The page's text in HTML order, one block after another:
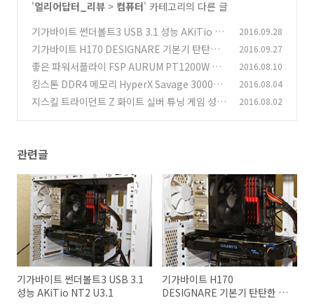
'얼리어답터_리뷰 > 컴퓨터' 카테고리의 다른 글
기가바이트 썬더볼트3 USB 3.1 성능 AKiTio N
T2 U3.1
(13)
2016.09.28
기가바이트 H170 DESIGNARE 기본기 탄탄한
메인보드
(0)
2016.09.27
좋은 파워서플라이 FSP AURUM PT1200W 성
능 벤치마크 (1)
2016.08.10
킹스톤 DDR4 메모리 HyperX Savage 3000M
hz 게임용 (2)
2016.08.04
지스킬 트라이던트 Z 화이트 실버 튜닝 게임 성능 2016.08.02
관련글
기가바이트 썬더볼트3 USB 3.1
성능 AKiTio NT2 U3.1
기가바이트 H170
DESIGNARE 기본기 탄탄한 메